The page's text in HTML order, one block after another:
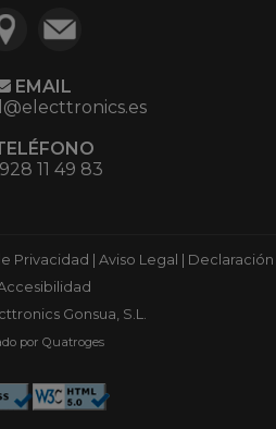
EMAIL
11 49 83
Privacidad Aviso Legal
Declaración
Gonsua, S.L.
por Quatroges